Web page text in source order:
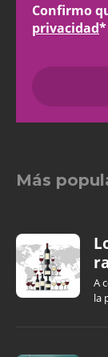
Confirmo
privacidad*
Más
A
la